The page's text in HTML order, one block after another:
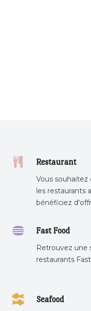
Restaurant
Vous
les restaurants
bénéficiez
Fast Food
Retrouvez une
restaurants
Seafood